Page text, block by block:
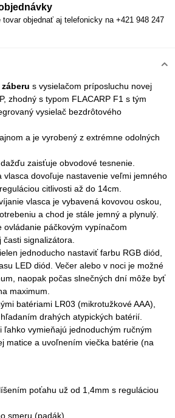
tovar objednať aj telefonicky na +421 948 247
s vysielačom príposluchu novej
zhodný s typom FLACARP F1 s tým
vysielač bezdrôtového
a je vyrobený z extrémne odolných
zaisťuje obvodové tesnenie.
vlasca dovoľuje nastavenie veľmi jemného
citlivosti až do 14cm.
vlasca je vybavená kovovou oskou,
a chod je stále jemný a plynulý.
ovládanie páčkovým vypínačom
signalizátora.
jednoducho nastaviť farbu RGB diód,
LED diód. Večer alebo v noci je možné
naopak počas slnečných dní môže byť
maximum.
batériami LR03 (mikrotužkové AAA),
drahých atypických batérií.
ľahko vymieňajú jednoduchým ručným
matice a uvoľnením viečka batérie (na
poťahu už od 1,4mm s reguláciou
smeru (padák)